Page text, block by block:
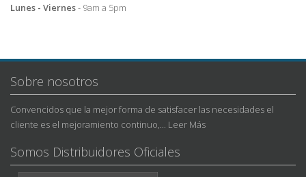
Lunes - Viernes- 9am a 5pm
Sobre nosotros
Convencidos que la mejor forma de satisfacer las necesidades el
cliente es el mejoramiento continuo,... Leer Más
Somos Distribuidores Oficiales